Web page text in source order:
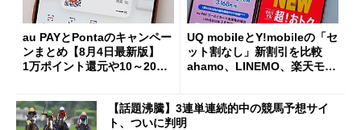
au PAYとPontaのキャンペー
ンまとめ【8月4日最新版】
1万ポイント還元や10～20％
UQ mobileとY!mobileの「セ
ット割なし」新割引を比較
ahamo、LINEMO、楽天モバ
【話題沸騰】3連単連続的中の競馬予想サイ
ト、ついに判明